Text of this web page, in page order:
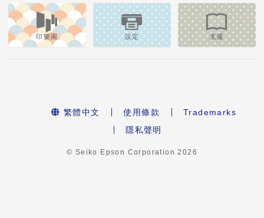
印樂園 設定 支援
繁體中文 使用條款
Trademarks
隱私聲明
© Seiko Epson Corporation2026